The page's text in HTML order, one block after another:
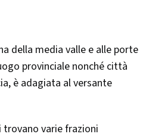
della media valle e alle porte
provinciale nonché città
è adagiata al versante
varie frazioni